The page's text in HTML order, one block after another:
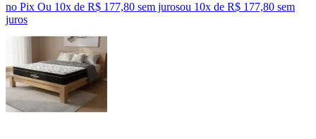
no Pix Ou 10x de R$ 177,80 sem jurosou 10x de R$ 177,80 sem
juros